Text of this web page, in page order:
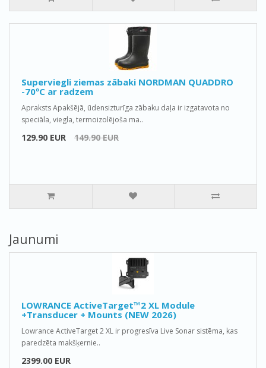
Superviegli ziemas zābaki NORDMAN QUADDRO
-70ºС ar radzem
Apraksts Apakšējā, ūdensizturīga zābaku daļa ir izgatavota no
speciāla, viegla, termoizolējoša ma..
129.90 EUR 149.90 EUR
Jaunumi
LOWRANCE ActiveTarget™2 XL Module
+Transducer + Mounts (NEW 2026)
Lowrance ActiveTarget 2 XL ir progresīva Live Sonar sistēma, kas
paredzēta makšķernie..
2399.00 EUR